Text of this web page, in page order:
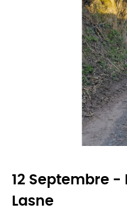
12 Septembre -
Lasne